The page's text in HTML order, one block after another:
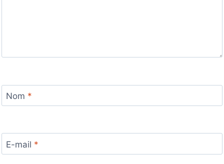
Nom *
E-mail *